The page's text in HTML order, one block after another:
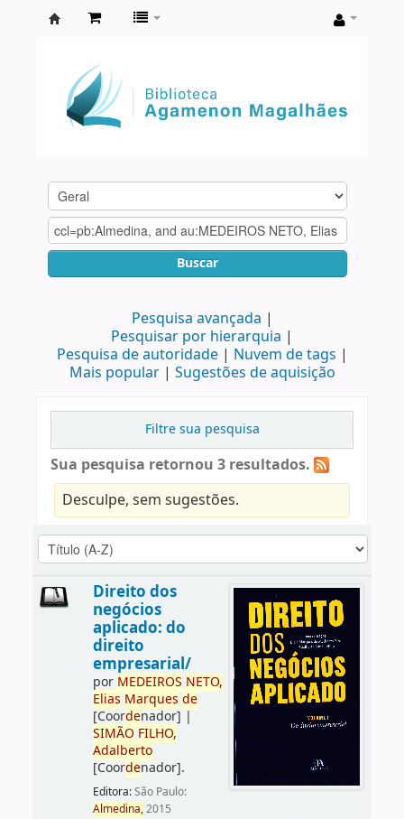
Agamenon
Magalhães
Buscar
Pesquisa avançada
Pesquisar por hierarquia
Pesquisa de autoridade
Nuvem de tags
Mais popular
Sugestões de aquisição
Filtre sua pesquisa
Sua pesquisa retornou 3 resultados.
Desculpe, sem sugestões.
Direito dos
negócios
aplicado: do
direito
empresarial/
por MEDEIROS NETO,
Elias Marques de
[Coordenador] |
SIMÃO FILHO,
Adalberto
[Coordenador].
Editora:São Paulo:
Almedina,2015